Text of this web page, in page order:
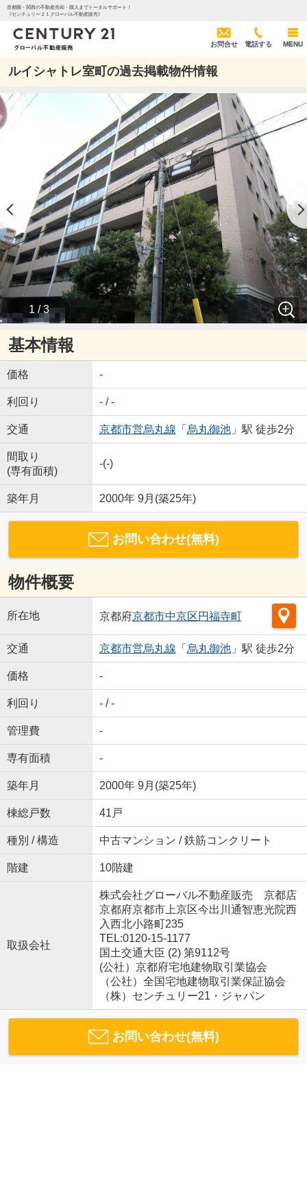
首都圏・関西の不動産売却・購入までトータルサポート！
《センチュリー２１グローバル不動産販売》
お問合せ 電話する MENU
ルイシャトレ室町の過去掲載物件情報
1 / 3
基本情報
価格 -
利回り - / -
交通 京都市営烏丸線 「 烏丸御池」駅 徒歩2分
間取り
(専有面積)
-(-)
築年月 2000年 9月(築25年)
お問い合わせ(無料)
物件概要
所在地 京都府京都市中京区円福寺町
交通 京都市営烏丸線 「 烏丸御池」駅 徒歩2分
価格 -
利回り - / -
管理費 -
専有面積 -
築年月 2000年 9月(築25年)
棟総戸数 41戸
種別 / 構造 中古マンション / 鉄筋コンクリート
階建 10階建
取扱会社
株式会社グローバル不動産販売 京都店
京都府京都市上京区今出川通智恵光院西
入西北小路町235
TEL:0120-15-1177
国土交通大臣 (2) 第9112号
(公社）京都府宅地建物取引業協会
（公社）全国宅地建物取引業保証協会
（株）センチュリー21・ジャパン
お問い合わせ(無料)